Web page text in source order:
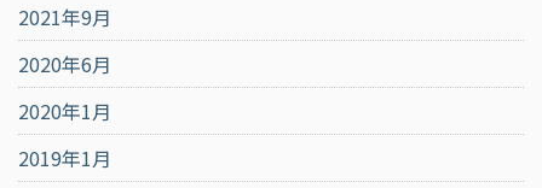
2021年9月
2020年6月
2020年1月
2019年1月